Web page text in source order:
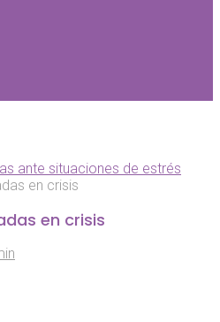
ante situaciones de estrés
en crisis
en crisis